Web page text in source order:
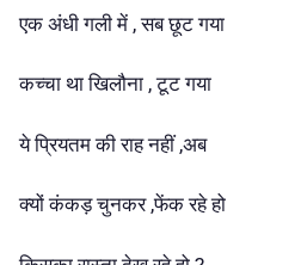
एक अंधी गली में , सब छूट गया
कच्चा था खिलौना , टूट गया
ये प्रियतम की राह नहीं ,अब
क्यों कंकड़ चुनकर ,फेंक रहे हो